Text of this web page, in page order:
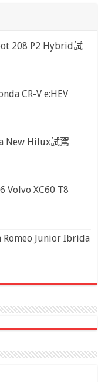
208 P2 Hybrid試
CR-V e:HEV
New Hilux試駕
Volvo XC60 T8
Romeo Junior Ibrida